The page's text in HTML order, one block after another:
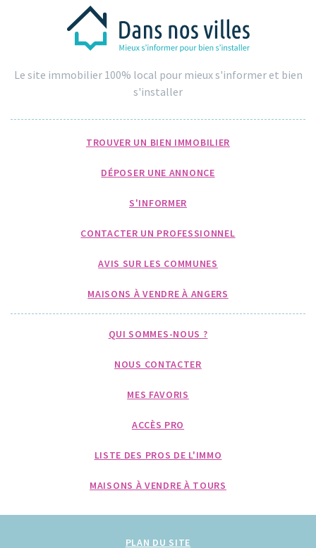
Le site immobilier 100% local pour mieux s'informer et bien
s'installer
TROUVER UN BIEN IMMOBILIER
DÉPOSER UNE ANNONCE
S'INFORMER
CONTACTER UN PROFESSIONNEL
AVIS SUR LES COMMUNES
MAISONS À VENDRE À ANGERS
QUI SOMMES-NOUS ?
NOUS CONTACTER
MES FAVORIS
ACCÈS PRO
LISTE DES PROS DE L'IMMO
MAISONS À VENDRE À TOURS
PLAN DU SITE